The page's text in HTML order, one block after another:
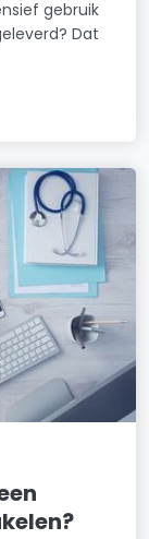
gebruik
Dat